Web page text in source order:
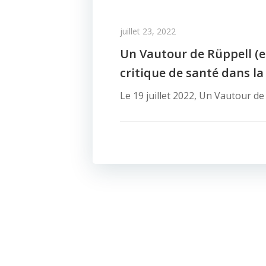
juillet 23, 2022
Un Vautour de Rüppell
critique de santé dans
Le 19 juillet 2022, Un Vautour